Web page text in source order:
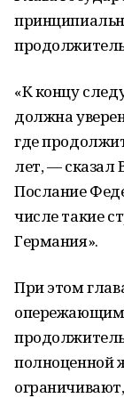
«К концу
должна
где
лет, —
Послание
числе такие
Германия».
При этом
полноценной